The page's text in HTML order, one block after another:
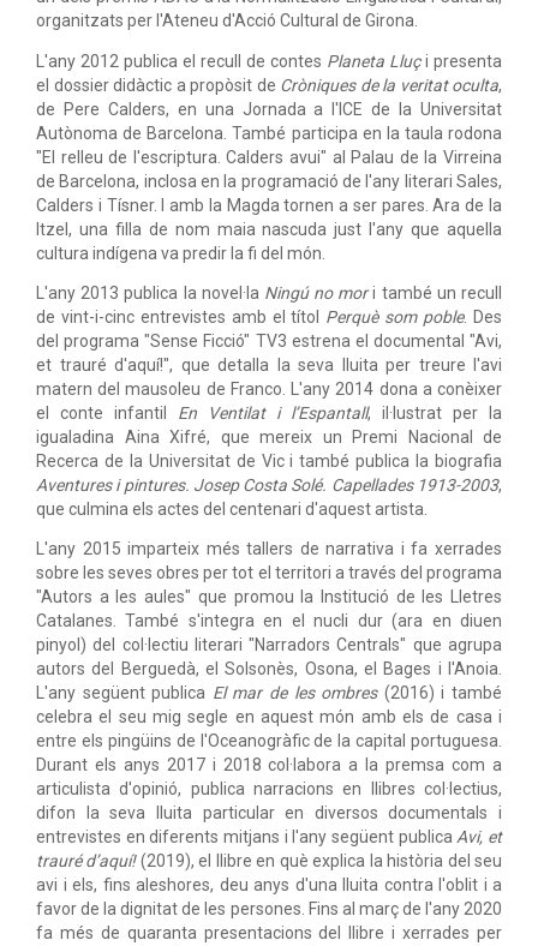
organitzats per l'Ateneu d'Acció Cultural de Girona.
L'any 2012 publica el recull de contes Planeta Lluçi presenta
el dossier didàctic a propòsit de Cròniques de la veritat oculta,
de Pere Calders, en una Jornada a l'ICE de la Universitat
Autònoma de Barcelona. També participa en la taula rodona
"El relleu de l'escriptura. Calders avui" al Palau de la Virreina
de Barcelona, inclosa en la programació de l'any literari Sales,
Calders i Tísner. I amb la Magda tornen a ser pares. Ara de la
Itzel, una filla de nom maia nascuda just l'any que aquella
cultura indígena va predir la fi del món.
L'any 2013 publica la novel·la Ningú no mori també un recull
de vint-i-cinc entrevistes amb el títol Perquè som poble. Des
del programa "Sense Ficció" TV3 estrena el documental "Avi,
et trauré d'aquí!", que detalla la seva lluita per treure l'avi
matern del mausoleu de Franco. L'any 2014 dona a conèixer
el conte infantil En Ventilat i l’Espantall, il·lustrat per la
igualadina Aina Xifré, que mereix un Premi Nacional de
Recerca de la Universitat de Vic i també publica la biografia
Aventures i pintures. Josep Costa Solé. Capellades 1913-2003,
que culmina els actes del centenari d'aquest artista.
L'any 2015 imparteix més tallers de narrativa i fa xerrades
sobre les seves obres per tot el territori a través del programa
"Autors a les aules" que promou la Institució de les Lletres
Catalanes. També s'integra en el nucli dur (ara en diuen
pinyol) del col·lectiu literari "Narradors Centrals" que agrupa
autors del Berguedà, el Solsonès, Osona, el Bages i l'Anoia.
L'any següent publica El mar de les ombres(2016) i també
celebra el seu mig segle en aquest món amb els de casa i
entre els pingüins de l'Oceanogràfic de la capital portuguesa.
Durant els anys 2017 i 2018 col·labora a la premsa com a
articulista d'opinió, publica narracions en llibres col·lectius,
difon la seva lluita particular en diversos documentals i
entrevistes en diferents mitjans i l'any següent publicaAvi, et
trauré d’aquí!(2019), el llibre en què explica la història del seu
avi i els, fins aleshores, deu anys d'una lluita contra l'oblit i a
favor de la dignitat de les persones. Fins al març de l'any 2020
fa més de quaranta presentacions del llibre i xerrades per